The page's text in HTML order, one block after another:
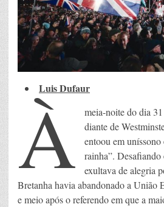
Luis Dufaur
À
meia-noite do dia
diante de
entoou em
rainha”.
exultava de alegria
Bretanha havia abandonado a União
e meio após o referendo em que a